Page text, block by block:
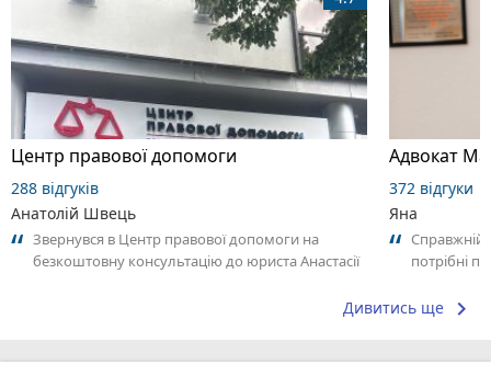
Центр правової допомоги
288 відгуків
Анатолій Швець
Звернувся в Центр правової допомоги на
безкоштовну консультацію до юриста Анастасії
372 відгуки
Яна
Справжній
потрібні
Дивитись ще keyboard_arrow_right